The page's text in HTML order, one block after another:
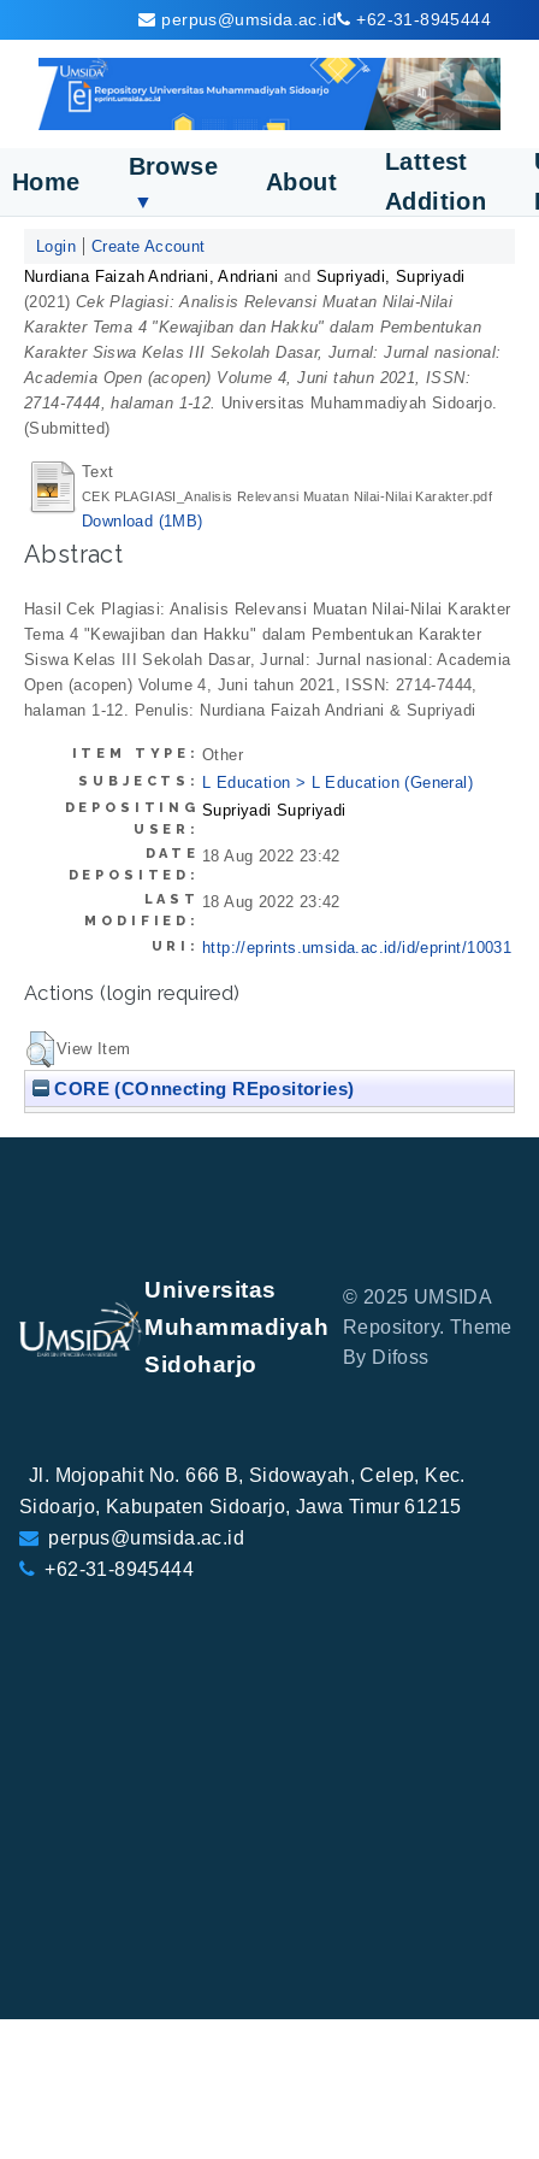
perpus@umsida.ac.id +62-31-8945444
Home
Browse
▼
About
Lattest
Addition
Login
Create Account
Nurdiana Faizah Andriani, Andriani and Supriyadi, Supriyadi
(2021) Cek Plagiasi: Analisis Relevansi Muatan Nilai-Nilai
Karakter Tema 4 "Kewajiban dan Hakku" dalam Pembentukan
Karakter Siswa Kelas III Sekolah Dasar, Jurnal: Jurnal nasional:
Academia Open (acopen) Volume 4, Juni tahun 2021, ISSN:
2714-7444, halaman 1-12. Universitas Muhammadiyah Sidoarjo.
(Submitted)
Text
CEK PLAGIASI_Analisis Relevansi Muatan Nilai-Nilai Karakter.pdf
Download (1MB)
Abstract
Hasil Cek Plagiasi: Analisis Relevansi Muatan Nilai-Nilai Karakter
Tema 4 "Kewajiban dan Hakku" dalam Pembentukan Karakter
Siswa Kelas III Sekolah Dasar, Jurnal: Jurnal nasional: Academia
Open (acopen) Volume 4, Juni tahun 2021, ISSN: 2714-7444,
halaman 1-12. Penulis: Nurdiana Faizah Andriani & Supriyadi
ITEM TYPE: Other
SUBJECTS: L Education > L Education (General)
DEPOSITING
USER:
Supriyadi Supriyadi
DATE
DEPOSITED:
18 Aug 2022 23:42
LAST
MODIFIED:
18 Aug 2022 23:42
URI: http://eprints.umsida.ac.id/id/eprint/10031
Actions (login required)
View Item
CORE (COnnecting REpositories)
Universitas
Muhammadiyah
Sidoharjo
© 2025 UMSIDA
Repository. Theme
By Difoss
Jl. Mojopahit No. 666 B, Sidowayah, Celep, Kec.
Sidoarjo, Kabupaten Sidoarjo, Jawa Timur 61215
perpus@umsida.ac.id
+62-31-8945444